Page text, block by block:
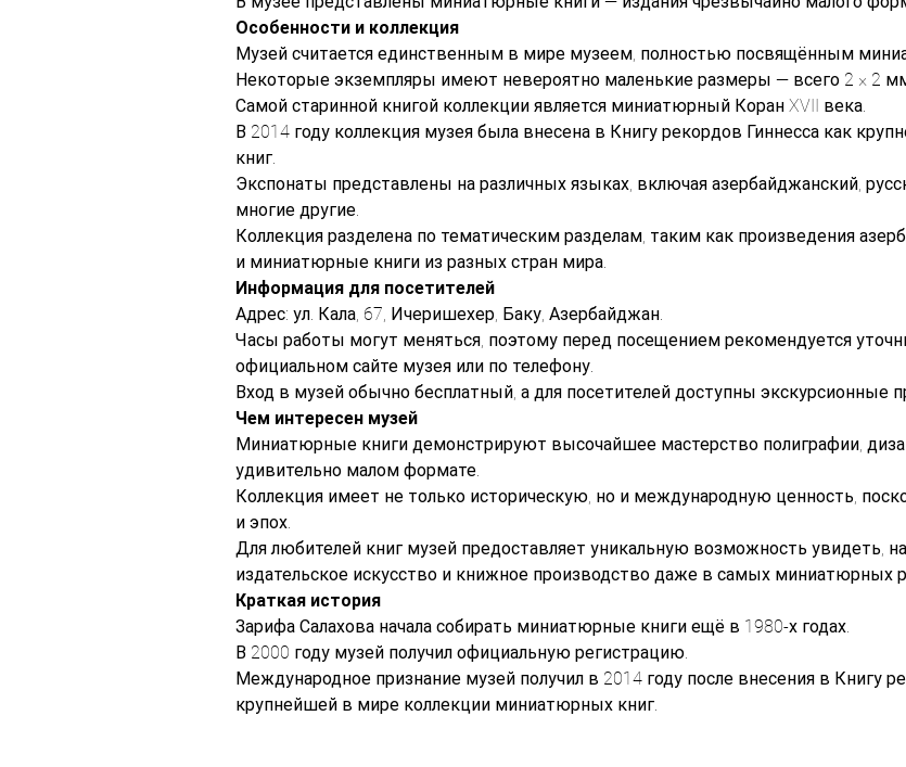
Особенности и коллекция
Музей считается единственным в мире музеем, полностью посвящённым
Некоторые экземпляры имеют невероятно маленькие размеры — всего 2 × 2
Самой старинной книгой коллекции является миниатюрный Коран XVII века.
В 2014 году коллекция музея была внесена в Книгу рекордов Гиннесса как
книг.
Экспонаты представлены на различных языках, включая азербайджанский,
многие другие.
Коллекция разделена по тематическим разделам, таким как произведения
и миниатюрные книги из разных стран мира.
Информация для посетителей
Адрес: ул. Кала, 67, Ичеришехер, Баку, Азербайджан.
Часы работы могут меняться, поэтому перед посещением рекомендуется
официальном сайте музея или по телефону.
Вход в музей обычно бесплатный, а для посетителей доступны экскурсионные
Чем интересен музей
Миниатюрные книги демонстрируют высочайшее мастерство полиграфии,
удивительно малом формате.
Коллекция имеет не только историческую, но и международную ценность,
и эпох.
Для любителей книг музей предоставляет уникальную возможность увидеть,
издательское искусство и книжное производство даже в самых миниатюрных
Краткая история
Зарифа Салахова начала собирать миниатюрные книги ещё в 1980-х годах.
В 2000 году музей получил официальную регистрацию.
Международное признание музей получил в 2014 году после внесения в Книгу
крупнейшей в мире коллекции миниатюрных книг.